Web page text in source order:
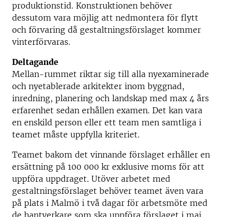
produktionstid. Konstruktionen behöver
dessutom vara möjlig att nedmontera för flytt
och förvaring då gestaltningsförslaget kommer
vinterförvaras.
Deltagande
Mellan-rummet riktar sig till alla nyexaminerade
och nyetablerade arkitekter inom byggnad,
inredning, planering och landskap med max 4 års
erfarenhet sedan erhållen examen. Det kan vara
en enskild person eller ett team men samtliga i
teamet måste uppfylla kriteriet.
Teamet bakom det vinnande förslaget erhåller en
ersättning på 100 000 kr exklusive moms för att
uppföra uppdraget. Utöver arbetet med
gestaltningsförslaget behöver teamet även vara
på plats i Malmö i två dagar för arbetsmöte med
de hantverkare som ska uppföra förslaget i maj